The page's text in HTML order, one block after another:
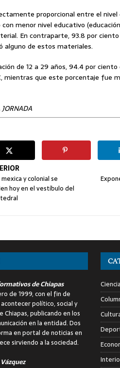
proporcional entre el
menor nivel educativo
En contraparte, 93.8 por
alguno de estos materiales.
de 12 a 29 años, 94.4 por
mientras que este porcentaje fue
y colonial se
hoy en el vestíbulo del
de Chiapas
de 1999, con el fin de
político, social y
publicando en los
en la entidad. Dos
en portal de noticias en
sirviendo a la sociedad.